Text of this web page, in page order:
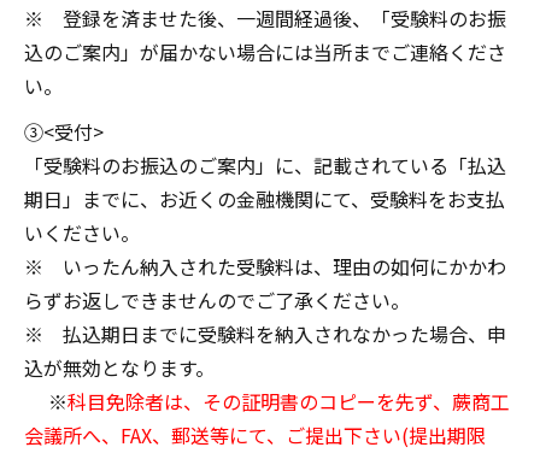
※ 登録を済ませた後、一週間経過後、「受験料のお振
込のご案内」が届かない場合には当所までご連絡くださ
い。
③<受付>
「受験料のお振込のご案内」に、記載されている「払込
期日」までに、お近くの金融機関にて、受験料をお支払
いください。
※ いったん納入された受験料は、理由の如何にかかわ
らずお返しできませんのでご了承ください。
※ 払込期日までに受験料を納入されなかった場合、申
込が無効となります。
※科目免除者は、その証明書のコピーを先ず、蕨商工
会議所へ、FAX、郵送等にて、ご提出下さい(提出期限